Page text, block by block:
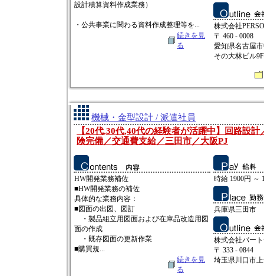
設計積算資料作成業務）
・公共事業に関わる資料作成整理等を...
続きを見
る
株式会社
〒 460 - 0008
愛知県名古屋
その大林ビル9F
機械・金型設計 / 派遣社員
【20代,30代,40代の経験者が活躍中】回路設
険完備／交通費支給／三田市／大阪PJ
HW開発業務補佐
■HW開発業務の補佐
具体的な業務内容：
■図面の出図、図訂
・製品組立用図面および在庫品改造用図
面の作成
・既存図面の更新作業
■購買規...
続きを見
る
時給 1900円 ～
兵庫県三田市
株式会社パー
〒 333 - 0844
埼玉県川口市